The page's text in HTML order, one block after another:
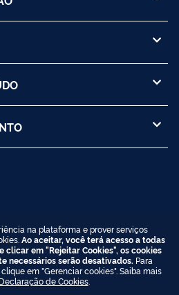
na plataforma e prover serviços
Ao aceitar, você terá acesso a todas
clicar em "Rejeitar Cookies", os cookies
necessários serão desativados. Para
em "Gerenciar cookies". Saiba mais
Declaração de Cookies.